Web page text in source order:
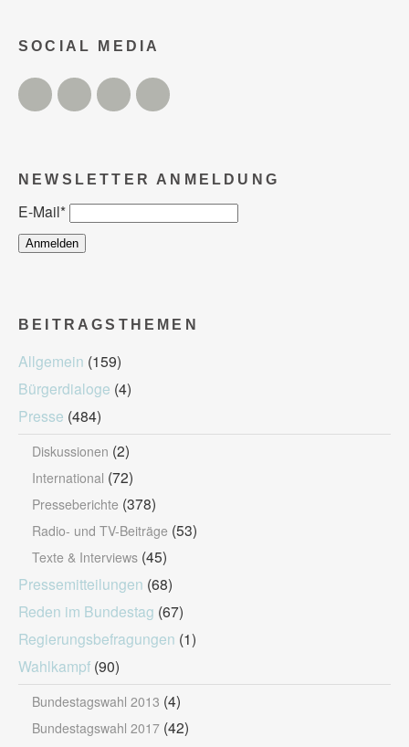
SOCIAL MEDIA
Twitter FacebookInstagram
NEWSLETTER ANMELDUNG
E-Mail*
BEITRAGSTHEMEN
Allgemein (159)
Bürgerdialoge (4)
Presse (484)
Diskussionen (2)
International (72)
Presseberichte (378)
Radio- und TV-Beiträge (53)
Texte & Interviews (45)
Pressemitteilungen (68)
Reden im Bundestag (67)
Regierungsbefragungen (1)
Wahlkampf (90)
Bundestagswahl 2013 (4)
Bundestagswahl 2017 (42)